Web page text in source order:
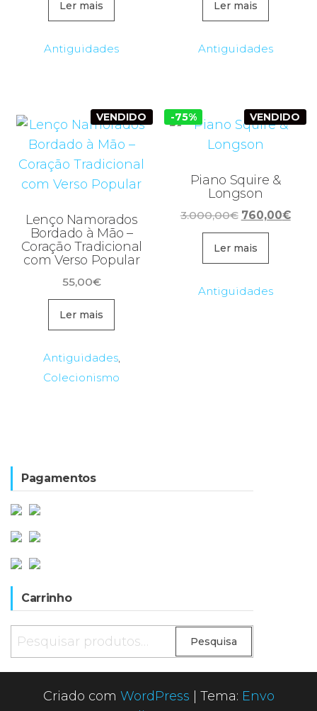
Ler mais
Antiguidades
Ler mais
Antiguidades
VENDIDO
Lenço Namorados
Bordado à Mão –
Coração Tradicional
com Verso Popular
55,00€
Ler mais
Antiguidades,
Colecionismo
-75% VENDIDO
Piano Squire &
Longson
3.000,00€ O
preço
original
era:
760,00€O
Ler mais
Antiguidades
Pagamentos
Carrinho
Pesquisar
por:
Pesquisa
Criado com WordPress Tema: Envo